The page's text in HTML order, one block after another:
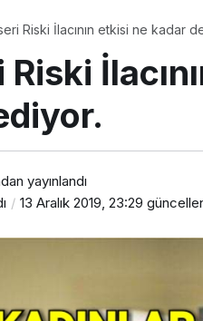
Riski İlacının etkisi ne kadar
yayınlandı
13 Aralık 2019, 23:29